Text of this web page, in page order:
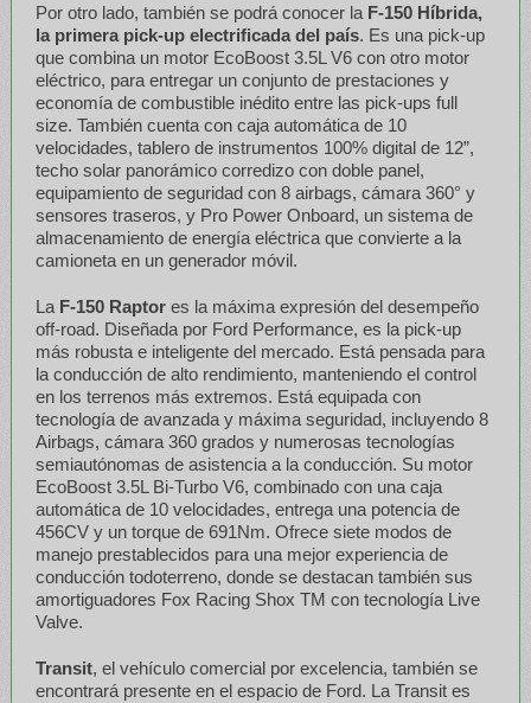
Por otro lado, también se podrá conocer la F-150 Híbrida,
la primera pick-up electrificada del país. Es una pick-up
que combina un motor EcoBoost 3.5L V6 con otro motor
eléctrico, para entregar un conjunto de prestaciones y
economía de combustible inédito entre las pick-ups full
size. También cuenta con caja automática de 10
velocidades, tablero de instrumentos 100% digital de 12”,
techo solar panorámico corredizo con doble panel,
equipamiento de seguridad con 8 airbags, cámara 360° y
sensores traseros, y Pro Power Onboard, un sistema de
almacenamiento de energía eléctrica que convierte a la
camioneta en un generador móvil.
La F-150 Raptor es la máxima expresión del desempeño
off-road. Diseñada por Ford Performance, es la pick-up
más robusta e inteligente del mercado. Está pensada para
la conducción de alto rendimiento, manteniendo el control
en los terrenos más extremos. Está equipada con
tecnología de avanzada y máxima seguridad, incluyendo 8
Airbags, cámara 360 grados y numerosas tecnologías
semiautónomas de asistencia a la conducción. Su motor
EcoBoost 3.5L Bi-Turbo V6, combinado con una caja
automática de 10 velocidades, entrega una potencia de
456CV y un torque de 691Nm. Ofrece siete modos de
manejo prestablecidos para una mejor experiencia de
conducción todoterreno, donde se destacan también sus
amortiguadores Fox Racing Shox TM con tecnología Live
Valve.
Transit, el vehículo comercial por excelencia, también se
encontrará presente en el espacio de Ford. La Transit es